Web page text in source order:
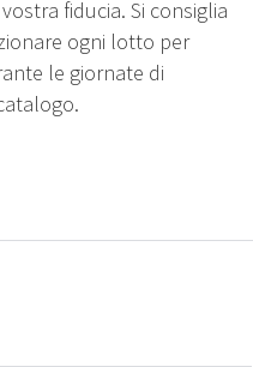
fiducia. Si consiglia
ogni lotto per
le giornate di